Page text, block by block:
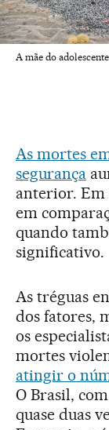
A mãe do
As mortes
segurança
anterior. Em
em
quando
significativo.
As tréguas
dos fatores,
os
mortes
atingir o
O Brasil,
quase duas